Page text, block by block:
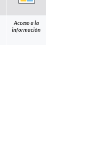
Acceso a la
información